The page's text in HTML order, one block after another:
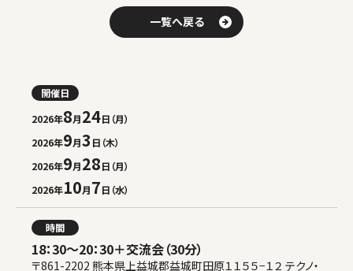
o
一覧へ戻る
開催日
2026年8月24日（月）
2026年9月3 日（木）
2026年9月28日（月）
2026年10月7日（水）
時間
18：30〜20：30＋交流会（30分）
〒861-2202 熊本県上益城郡益城町田原１１５５−１２ テクノ・